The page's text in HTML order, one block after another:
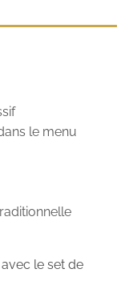
le menu
le set de